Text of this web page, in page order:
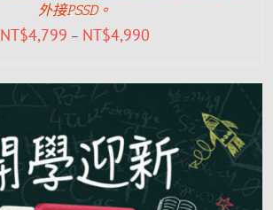
外接PSSD。
NT$4,799 – NT$4,990